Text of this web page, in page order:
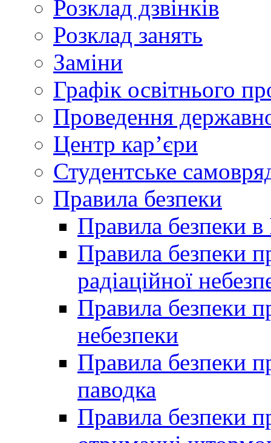
Розклад дзвінків
Розклад занять
Заміни
Графік освітнього
Проведення
Центр кар’єри
Студентське
Правила безпеки
Правила безпеки в
Правила безпеки
радіаційної
Правила безпеки
небезпеки
Правила безпеки
паводка
Правила безпеки